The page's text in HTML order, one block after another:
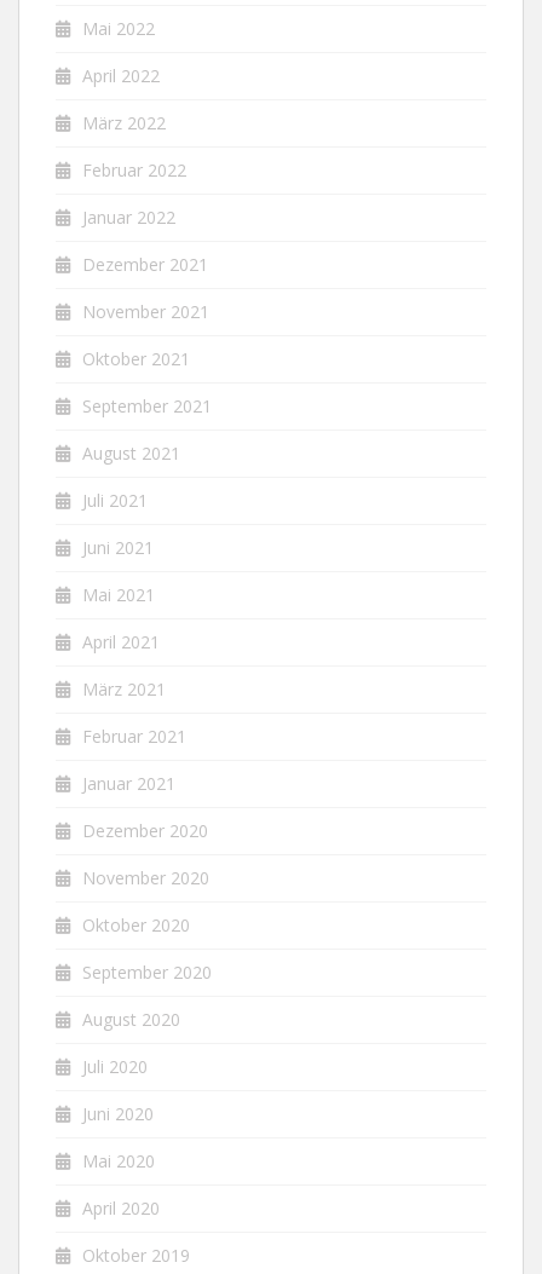
Mai 2022
April 2022
März 2022
Februar 2022
Januar 2022
Dezember 2021
November 2021
Oktober 2021
September 2021
August 2021
Juli 2021
Juni 2021
Mai 2021
April 2021
März 2021
Februar 2021
Januar 2021
Dezember 2020
November 2020
Oktober 2020
September 2020
August 2020
Juli 2020
Juni 2020
Mai 2020
April 2020
Oktober 2019